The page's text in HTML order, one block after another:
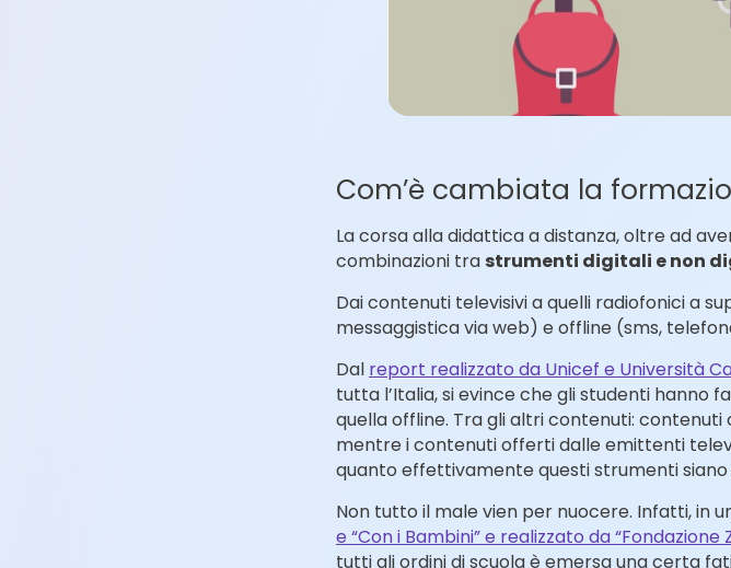
Com’è cambiata la
La corsa alla didattica a distanza, oltre ad
combinazioni trastrumenti digitali e non
Dai contenuti televisivi a quelli radiofonici a
messaggistica via web) e offline (sms,
Dal report realizzato da Unicef e Università
tutta l’Italia, si evince che gli studenti hanno
quella offline. Tra gli altri contenuti:
mentre i contenuti offerti dalle emittenti
quanto effettivamente questi strumenti
Non tutto il male vien per nuocere. Infatti, in
e “Con i Bambini” e realizzato da “Fondazione
tutti gli ordini di scuola è emersa una certa